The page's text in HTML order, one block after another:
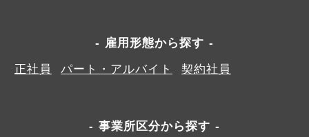
雇用形態から探す
正社員
パート・アルバイト 契約社員
事業所区分から探す